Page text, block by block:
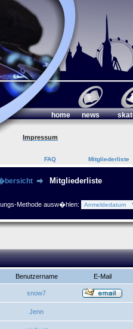
home news
Impressum
FAQ Mitgliederliste
Mitgliederliste
Methode ausw�hlen:
Benutzername E-Mail
snow7
Jenn